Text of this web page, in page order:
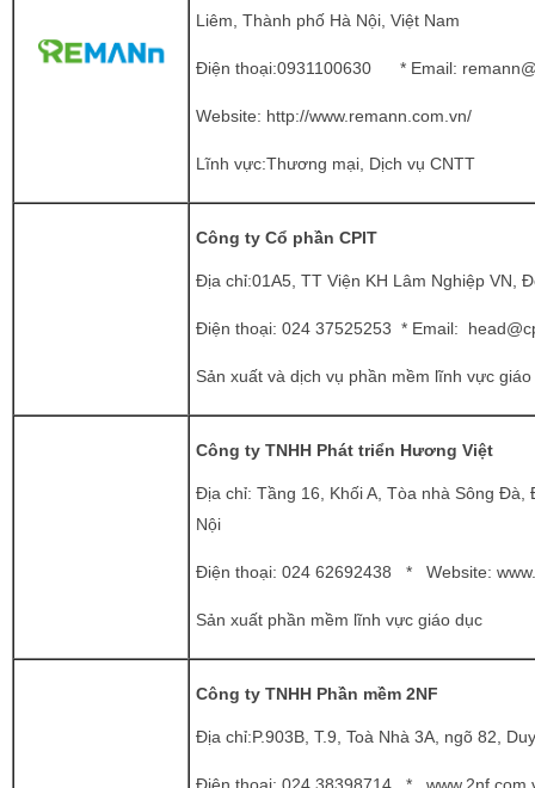
Liêm, Thành phố Hà Nội, Việt Nam
Điện thoại:0931100630 * Email:
Website: http://www.remann.com.vn/
Lĩnh vực:Thương mại, Dịch vụ CNTT
Công ty Cổ phần CPIT
Địa chỉ:01A5, TT Viện KH Lâm Nghiệp VN,
Điện thoại: 024 37525253 * Email:
Sản xuất và dịch vụ phần mềm lĩnh vực giáo
Công ty TNHH Phát triển Hương Việt
Địa chỉ: Tầng 16, Khối A, Tòa nhà Sông
Nội
Điện thoại: 024 62692438 * Website:
Sản xuất phần mềm lĩnh vực giáo dục
Công ty TNHH Phần mềm 2NF
Địa chỉ:P.903B, T.9, Toà Nhà 3A, ngõ 82,